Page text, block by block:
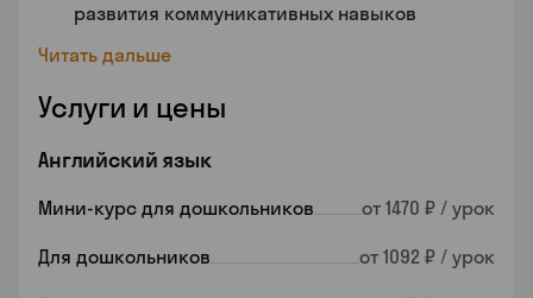
развития коммуникативных навыков
Читать дальше
Услуги и цены
Английский язык
Мини-курс для дошкольников от 1470 ₽ / урок
Для дошкольников от 1092 ₽ / урок